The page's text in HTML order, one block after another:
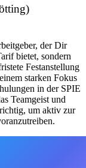
der Dir
bietet, sondern
Festanstellung
starken Fokus
in der SPIE
Teamgeist und
um aktiv zur